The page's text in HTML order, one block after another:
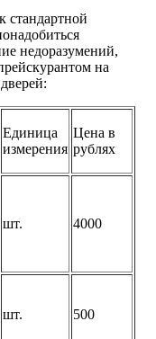
стандартной
недоразумений,
на
Единица
измерения
Цена в
рублях
шт. 4000
шт. 500